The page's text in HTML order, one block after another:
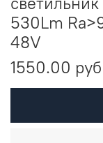
530Lm
48V
1550.00 руб